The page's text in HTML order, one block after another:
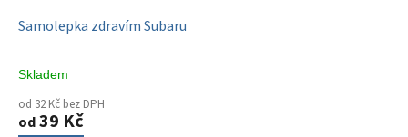
Samolepka zdravím Subaru
Skladem
od 32 Kč bez DPH
od39 Kč